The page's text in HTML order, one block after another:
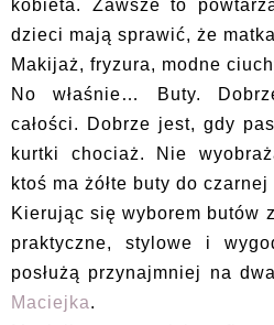
kobieta. Zawsze to
dzieci mają sprawić, że
Makijaż, fryzura, modne
No właśnie… Buty.
całości. Dobrze jest, gdy
kurtki chociaż. Nie
ktoś ma żółte buty do czarnej
Kierując się wyborem butów
praktyczne, stylowe i
posłużą przynajmniej na
Maciejka.